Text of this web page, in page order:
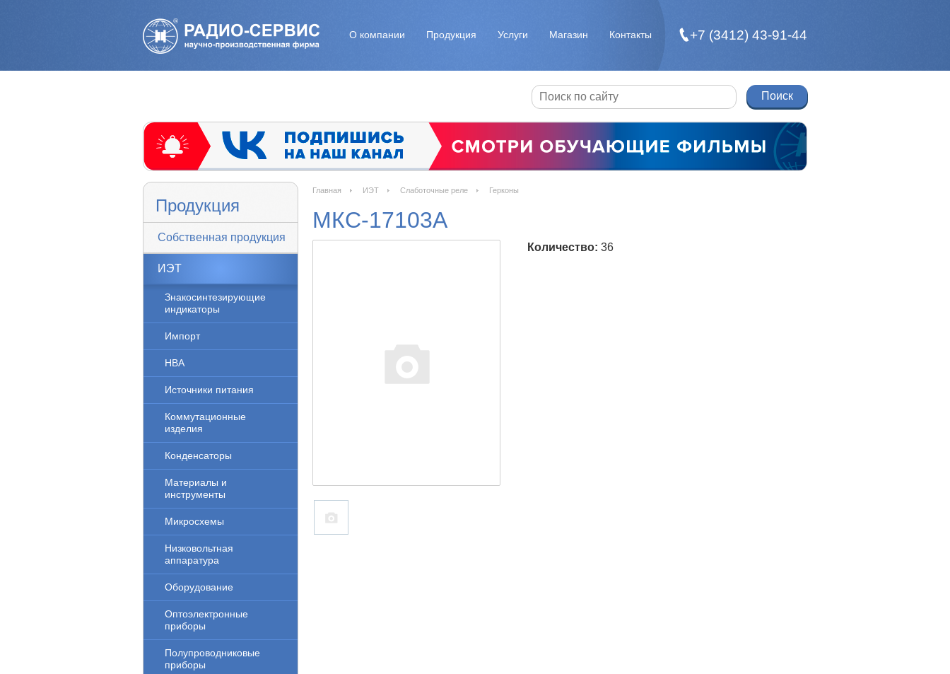
О компании Продукция Услуги Магазин Контакты +7 (3412) 43-91-44
Продукция
Собственная продукция
ИЭТ
Знакосинтезирующие
индикаторы
Импорт
НВА
Источники питания
Коммутационные
изделия
Конденсаторы
Материалы и
инструменты
Микросхемы
Низковольтная
аппаратура
Оборудование
Оптоэлектронные
приборы
Полупроводниковые
приборы
Главная ИЭТ Слаботочные реле Герконы
МКС-17103А
Количество: 36